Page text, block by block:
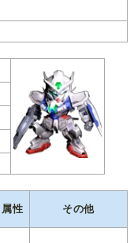
属性 その他